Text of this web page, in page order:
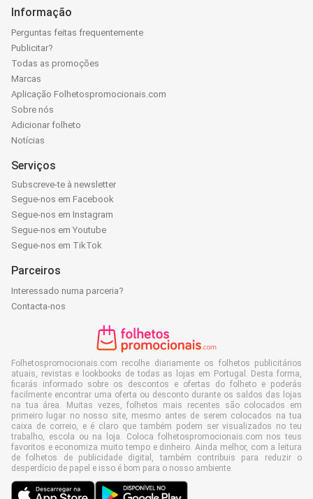
Informação
Perguntas feitas frequentemente
Publicitar?
Todas as promoções
Marcas
Aplicação Folhetospromocionais.com
Sobre nós
Adicionar folheto
Notícias
Serviços
Subscreve-te à newsletter
Segue-nos em Facebook
Segue-nos em Instagram
Segue-nos em Youtube
Segue-nos em TikTok
Parceiros
Interessado numa parceria?
Contacta-nos
Folhetospromocionais.com recolhe diariamente os folhetos publicitários
atuais, revistas e lookbooks de todas as lojas em Portugal. Desta forma,
ficarás informado sobre os descontos e ofertas do folheto e poderás
facilmente encontrar uma oferta ou desconto durante os saldos das lojas
na tua área. Muitas vezes, folhetos mais recentes são colocados em
primeiro lugar no nosso site, mesmo antes de serem colocados na tua
caixa de correio, e é claro que também podem ser visualizados no teu
trabalho, escola ou na loja. Coloca folhetospromocionais.com nos teus
favoritos e economiza muito tempo e dinheiro. Ainda melhor, com a leitura
de folhetos de publicidade digital, também contribuis para reduzir o
desperdício de papel e isso é bom para o nosso ambiente.